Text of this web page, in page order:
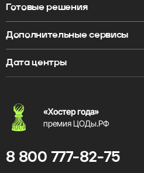
Готовые решения
Дополнительные сервисы
Дата центры
«Хостер года»
премия ЦОДы.РФ
8 800 777-82-75